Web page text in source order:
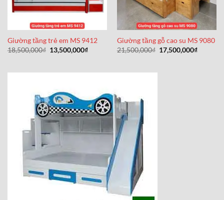
Giường tầng trẻ em MS 9412
18,500,000₫ Giá
gốc
13,500,000₫Giá
13,500,000₫.
Giường tầng gỗ cao su MS 9080
21,500,000₫ Giá
gốc
17,500,000₫Giá